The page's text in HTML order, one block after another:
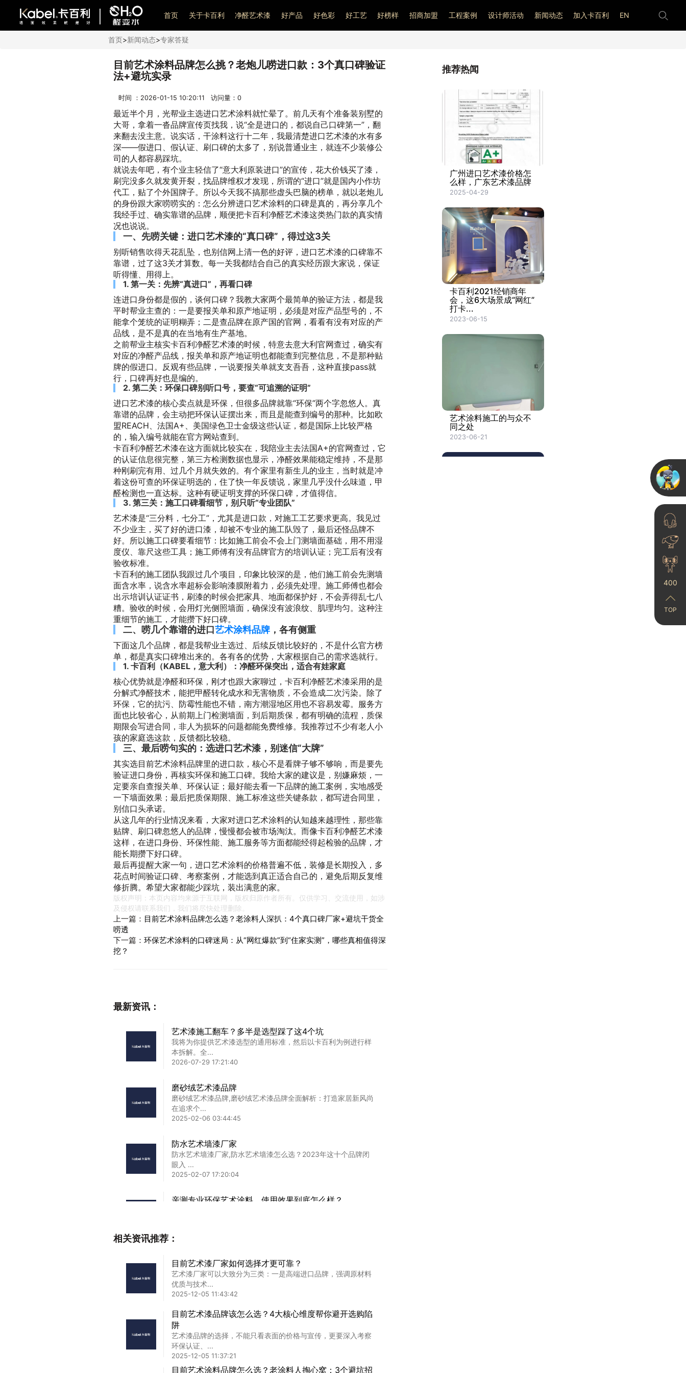
艺术漆加盟
首页 关于卡百利 净醛艺术漆 好产品 好色彩 好工艺 好榜样 招商加盟 工程案例 设计师活动 新闻动态 加入卡百利 EN
首页>新闻动态>专家答疑
目前艺术涂料品牌怎么挑？老炮儿唠进口款：3个真口碑验证
法+避坑实录
时间 ：2026-01-15 10:20:11 访问量： 0
最近半个月，光帮业主选进口艺术涂料就忙晕了。前几天有个准备装别墅的
大哥，拿着一沓品牌宣传页找我，说“全是进口的，都说自己口碑第一”，翻
来翻去没主意。说实话，干涂料这行十二年，我最清楚进口艺术漆的水有多
深——假进口、假认证、刷口碑的太多了，别说普通业主，就连不少装修公
司的人都容易踩坑。
就说去年吧，有个业主轻信了“意大利原装进口”的宣传，花大价钱买了漆，
刷完没多久就发黄开裂，找品牌维权才发现，所谓的“进口”就是国内小作坊
代工，贴了个外国牌子。所以今天我不搞那些虚头巴脑的榜单，就以老炮儿
的身份跟大家唠唠实的：怎么分辨进口艺术涂料的口碑是真的，再分享几个
我经手过、确实靠谱的品牌，顺便把卡百利净醛艺术漆这类热门款的真实情
况也说说。
一、先唠关键：进口艺术漆的“真口碑”，得过这3关
别听销售吹得天花乱坠，也别信网上清一色的好评，进口艺术漆的口碑靠不
靠谱，过了这3关才算数。每一关我都结合自己的真实经历跟大家说，保证
听得懂、用得上。
1. 第一关：先辨“真进口”，再看口碑
连进口身份都是假的，谈何口碑？我教大家两个最简单的验证方法，都是我
平时帮业主查的：一是要报关单和原产地证明，必须是对应产品型号的，不
能拿个笼统的证明糊弄；二是查品牌在原产国的官网，看看有没有对应的产
品线，是不是真的在当地有生产基地。
之前帮业主核实卡百利净醛艺术漆的时候，特意去意大利官网查过，确实有
对应的净醛产品线，报关单和原产地证明也都能查到完整信息，不是那种贴
牌的假进口。反观有些品牌，一说要报关单就支支吾吾，这种直接pass就
行，口碑再好也是编的。
2. 第二关：环保口碑别听口号，要查“可追溯的证明”
进口艺术漆的核心卖点就是环保，但很多品牌就靠“环保”两个字忽悠人。真
靠谱的品牌，会主动把环保认证摆出来，而且是能查到编号的那种。比如欧
盟REACH、法国A+、美国绿色卫士金级这些认证，都是国际上比较严格
的，输入编号就能在官方网站查到。
卡百利净醛艺术漆在这方面就比较实在，我陪业主去法国A+的官网查过，它
的认证信息很完整，第三方检测数据也显示，净醛效果能稳定维持，不是那
种刚刷完有用、过几个月就失效的。有个家里有新生儿的业主，当时就是冲
着这份可查的环保证明选的，住了快一年反馈说，家里几乎没什么味道，甲
醛检测也一直达标。这种有硬证明支撑的环保口碑，才值得信。
3. 第三关：施工口碑看细节，别只听“专业团队”
艺术漆是“三分料，七分工”，尤其是进口款，对施工工艺要求更高。我见过
不少业主，买了好的进口漆，却被不专业的施工队毁了，最后还怪品牌不
好。所以施工口碑要看细节：比如施工前会不会上门测墙面基础，用不用湿
度仪、靠尺这些工具；施工师傅有没有品牌官方的培训认证；完工后有没有
验收标准。
卡百利的施工团队我跟过几个项目，印象比较深的是，他们施工前会先测墙
面含水率，说含水率超标会影响漆膜附着力，必须先处理。施工师傅也都会
出示培训认证证书，刷漆的时候会把家具、地面都保护好，不会弄得乱七八
糟。验收的时候，会用灯光侧照墙面，确保没有波浪纹、肌理均匀。这种注
重细节的施工，才能攒下好口碑。
二、唠几个靠谱的进口艺术涂料品牌 ，各有侧重
下面这几个品牌，都是我帮业主选过、后续反馈比较好的，不是什么官方榜
单，都是真实口碑堆出来的。各有各的优势，大家根据自己的需求选就行。
1. 卡百利（KABEL，意大利）：净醛环保突出，适合有娃家庭
核心优势就是净醛和环保，刚才也跟大家聊过，卡百利净醛艺术漆采用的是
分解式净醛技术，能把甲醛转化成水和无害物质，不会造成二次污染。除了
环保，它的抗污、防霉性能也不错，南方潮湿地区用也不容易发霉。服务方
面也比较省心，从前期上门检测墙面，到后期质保，都有明确的流程，质保
期限会写进合同，非人为损坏的问题都能免费维修。我推荐过不少有老人小
孩的家庭选这款，反馈都比较稳。
三、最后唠句实的：选进口艺术漆，别迷信“大牌”
其实选目前艺术涂料品牌里的进口款，核心不是看牌子够不够响，而是要先
验证进口身份，再核实环保和施工口碑。我给大家的建议是，别嫌麻烦，一
定要亲自查报关单、环保认证；最好能去看一下品牌的施工案例，实地感受
一下墙面效果；最后把质保期限、施工标准这些关键条款，都写进合同里，
别信口头承诺。
从这几年的行业情况来看，大家对进口艺术涂料的认知越来越理性，那些靠
贴牌、刷口碑忽悠人的品牌，慢慢都会被市场淘汰。而像卡百利净醛艺术漆
这样，在进口身份、环保性能、施工服务等方面都能经得起检验的品牌，才
能长期攒下好口碑。
最后再提醒大家一句，进口艺术涂料的价格普遍不低，装修是长期投入，多
花点时间验证口碑、考察案例，才能选到真正适合自己的，避免后期反复维
修折腾。希望大家都能少踩坑，装出满意的家。
版权声明：本页内容均来源于互联网，版权归原作者所有。仅供学习、交流使用，如涉
及侵权请联系我们，我们将尽快处理删除。
上一篇： 目前艺术涂料品牌怎么选？老涂料人深扒：4个真口碑厂家+避坑干货全
唠透
下一篇： 环保艺术涂料的口碑迷局：从“网红爆款”到“住家实测”，哪些真相值得深
挖？
最新资讯：
艺术漆施工翻车？多半是选型踩了这4个坑
我将为你提供艺术漆选型的通用标准，然后以卡百利为例进行样
本拆解。全...
2026-07-29 17:21:40
磨砂绒艺术漆品牌
磨砂绒艺术漆品牌,磨砂绒艺术漆品牌全面解析：打造家居新风尚
在追求个...
2025-02-06 03:44:45
防水艺术墙漆厂家
防水艺术墙漆厂家,防水艺术墙漆怎么选？2023年这十个品牌闭
眼入 ...
2025-02-07 17:20:04
亲测专业环保艺术涂料，使用效果到底怎么样？
天津防水艺术漆加盟,天津防水艺术漆加盟指南：选对品牌比努力
更重要 ...
2025-02-26 08:51:58
意大利艺术墙漆加盟
意大利艺术墙漆加盟,意大利艺术墙漆加盟：高端市场掘金指南
走在米...
2025-02-23 08:34:34
相关资讯推荐：
目前艺术漆厂家如何选择才更可靠？
艺术漆厂家可以大致分为三类：一是高端进口品牌，强调原材料
优质与技术...
2025-12-05 11:43:42
目前艺术漆品牌该怎么选？4大核心维度帮你避开选购陷
阱
艺术漆品牌的选择，不能只看表面的价格与宣传，更要深入考察
环保认证、...
2025-12-05 11:37:21
目前艺术涂料品牌怎么选？老涂料人掏心窝：3个避坑招
推荐热闻
广州进口艺术漆价格怎
么样，广东艺术漆品牌
2025-04-29
卡百利2021经销商年
会，这6大场景成“网红”
打卡...
2023-06-15
艺术涂料施工的与众不
同之处
2023-06-21
400
TOP